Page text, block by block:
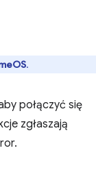
.
połączyć się
zgłaszają